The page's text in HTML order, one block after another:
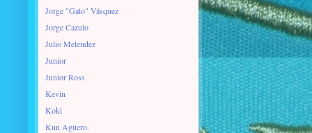
Jorge "Gato" Vásquez
Jorge Cazulo
Julio Melendez
Junior
Junior Ross
Kevin
Koki
Kun Agüero.